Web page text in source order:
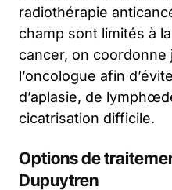
radiothérapie
champ sont limités à
cancer, on
l’oncologue afin
d’aplasie, de
cicatrisation difficile.
Options de
Dupuytren